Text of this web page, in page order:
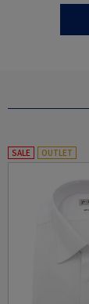
SALE OUTLET